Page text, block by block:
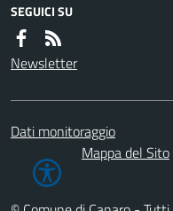
SEGUICI SU
Newsletter
Dati monitoraggio
Mappa del Sito